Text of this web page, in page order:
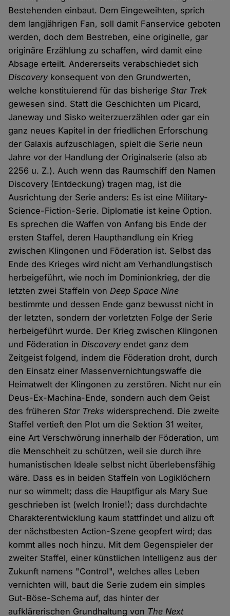
Bestehenden einbaut. Dem Eingeweihten, sprich
dem langjährigen Fan, soll damit Fanservice geboten
werden, doch dem Bestreben, eine originelle, gar
originäre Erzählung zu schaffen, wird damit eine
Absage erteilt. Andererseits verabschiedet sich
Discoverykonsequent von den Grundwerten,
welche konstituierend für das bisherigeStar Trek
gewesen sind. Statt die Geschichten um Picard,
Janeway und Sisko weiterzuerzählen oder gar ein
ganz neues Kapitel in der friedlichen Erforschung
der Galaxis aufzuschlagen, spielt die Serie neun
Jahre vor der Handlung der Originalserie (also ab
2256 u. Z.). Auch wenn das Raumschiff den Namen
Discovery (Entdeckung) tragen mag, ist die
Ausrichtung der Serie anders: Es ist eine Military-
Science-Fiction-Serie. Diplomatie ist keine Option.
Es sprechen die Waffen von Anfang bis Ende der
ersten Staffel, deren Haupthandlung ein Krieg
zwischen Klingonen und Föderation ist. Selbst das
Ende des Krieges wird nicht am Verhandlungstisch
herbeigeführt, wie noch im Dominionkrieg, der die
letzten zwei Staffeln von Deep Space Nine
bestimmte und dessen Ende ganz bewusst nicht in
der letzten, sondern der vorletzten Folge der Serie
herbeigeführt wurde. Der Krieg zwischen Klingonen
und Föderation in Discoveryendet ganz dem
Zeitgeist folgend, indem die Föderation droht, durch
den Einsatz einer Massenvernichtungswaffe die
Heimatwelt der Klingonen zu zerstören. Nicht nur ein
Deus-Ex-Machina-Ende, sondern auch dem Geist
des früherenStar Treks widersprechend. Die zweite
Staffel vertieft den Plot um die Sektion 31 weiter,
eine Art Verschwörung innerhalb der Föderation, um
die Menschheit zu schützen, weil sie durch ihre
humanistischen Ideale selbst nicht überlebensfähig
wäre. Dass es in beiden Staffeln von Logiklöchern
nur so wimmelt; dass die Hauptfigur als Mary Sue
geschrieben ist (welch Ironie!); dass durchdachte
Charakterentwicklung kaum stattfindet und allzu oft
der nächstbesten Action-Szene geopfert wird; das
kommt alles noch hinzu. Mit dem Gegenspieler der
zweiter Staffel, einer künstlichen Intelligenz aus der
Zukunft namens "Control", welches alles Leben
vernichten will, baut die Serie zudem ein simples
Gut-Böse-Schema auf, das hinter der
aufklärerischen Grundhaltung von The Next